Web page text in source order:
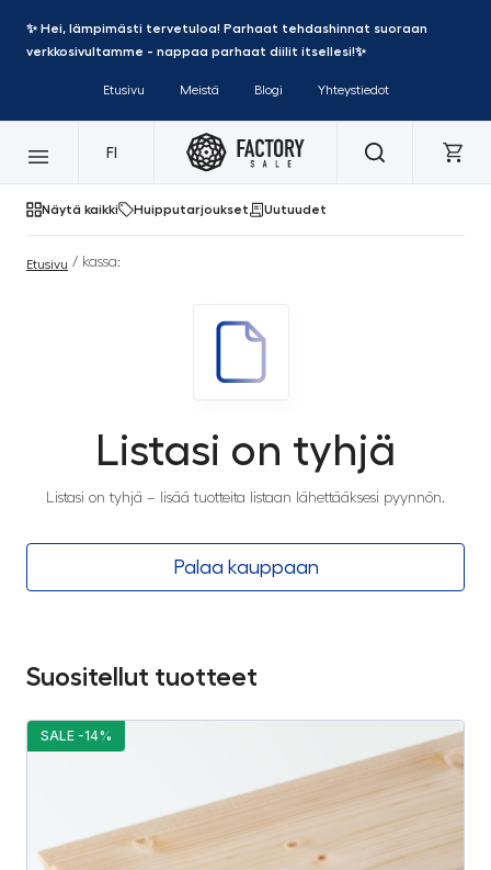
✨ Hei, lämpimästi tervetuloa! Parhaat tehdashinnat suoraan
verkkosivultamme - nappaa parhaat diilit itsellesi!✨
Etusivu Meistä Blogi Yhteystiedot
FI
Näytä kaikki Huipputarjoukset Uutuudet
Etusivu / kassa:
Listasi on tyhjä
Listasi on tyhjä – lisää tuotteita listaan lähettääksesi pyynnön.
Palaa kauppaan
Suositellut tuotteet
SALE -14%